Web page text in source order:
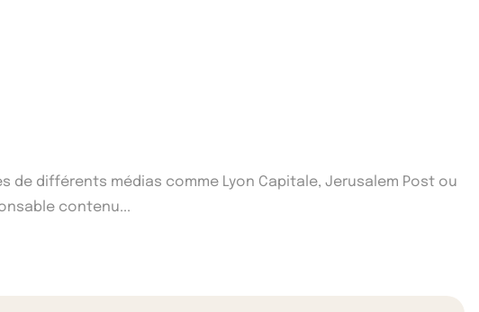
de différents médias comme Lyon Capitale, Jerusalem Post ou
contenu...